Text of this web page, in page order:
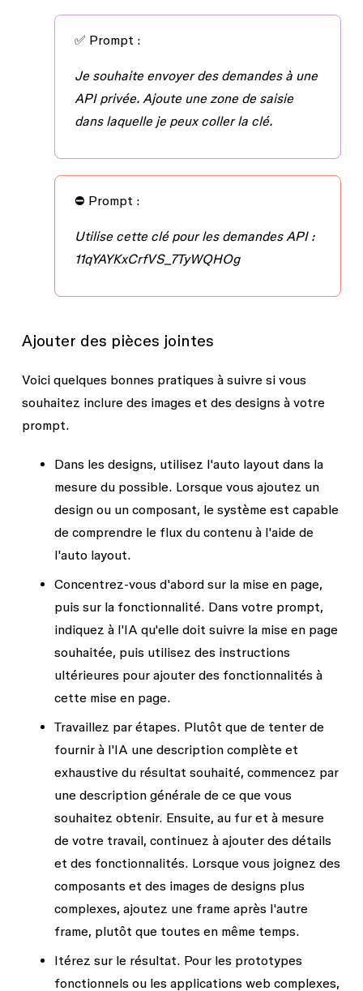
✅ Prompt :
Je souhaite envoyer des demandes à une
API privée. Ajoute une zone de saisie
dans laquelle je peux coller la clé.
⛔ Prompt :
Utilise cette clé pour les demandes API :
11qYAYKxCrfVS_7TyWQHOg
Ajouter des pièces jointes
Voici quelques bonnes pratiques à suivre si vous
souhaitez inclure des images et des designs à votre
prompt.
Dans les designs, utilisez l'auto layout dans la
mesure du possible. Lorsque vous ajoutez un
design ou un composant, le système est capable
de comprendre le flux du contenu à l'aide de
l'auto layout.
Concentrez-vous d'abord sur la mise en page,
puis sur la fonctionnalité. Dans votre prompt,
indiquez à l'IA qu'elle doit suivre la mise en page
souhaitée, puis utilisez des instructions
ultérieures pour ajouter des fonctionnalités à
cette mise en page.
Travaillez par étapes. Plutôt que de tenter de
fournir à l'IA une description complète et
exhaustive du résultat souhaité, commencez par
une description générale de ce que vous
souhaitez obtenir. Ensuite, au fur et à mesure
de votre travail, continuez à ajouter des détails
et des fonctionnalités. Lorsque vous joignez des
composants et des images de designs plus
complexes, ajoutez une frame après l'autre
frame, plutôt que toutes en même temps.
Itérez sur le résultat. Pour les prototypes
fonctionnels ou les applications web complexes,